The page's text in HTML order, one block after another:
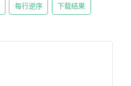
每行逆序 下载结果